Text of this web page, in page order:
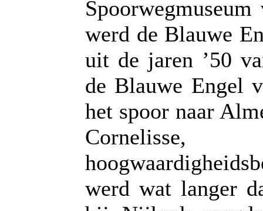
werd de Blauwe
uit de jaren ’50
de Blauwe Engel
het spoor naar
werd wat langer